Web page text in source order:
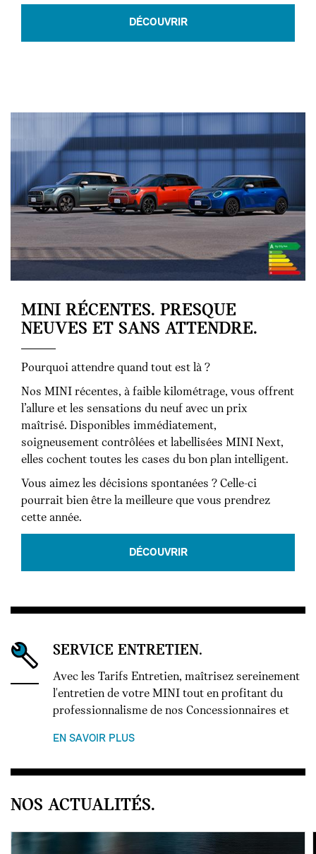
DÉCOUVRIR
MINI RÉCENTES. PRESQUE
NEUVES ET SANS ATTENDRE.
Pourquoi attendre quand tout est là ?
Nos MINI récentes, à faible kilométrage, vous offrent
l’allure et les sensations du neuf avec un prix
maîtrisé. Disponibles immédiatement,
soigneusement contrôlées et labellisées MINI Next,
elles cochent toutes les cases du bon plan intelligent.
Vous aimez les décisions spontanées ? Celle-ci
pourrait bien être la meilleure que vous prendrez
cette année.
DÉCOUVRIR
SERVICE ENTRETIEN.
Avec les Tarifs Entretien, maîtrisez sereinement
l'entretien de votre MINI tout en profitant du
professionnalisme de nos Concessionnaires et
EN SAVOIR PLUS
NOS ACTUALITÉS.